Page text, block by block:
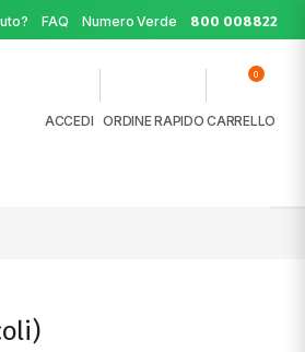
FAQ Numero Verde 800 008822
0
CARRELLO
ORDINE RAPIDO
ACCEDI